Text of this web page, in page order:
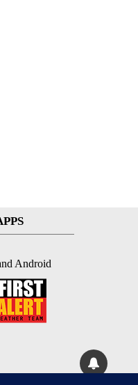
Android